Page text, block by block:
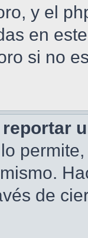
y el
en
si no
de